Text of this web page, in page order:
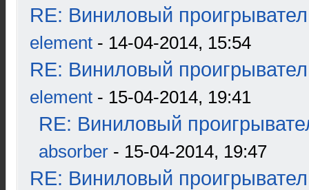
RE: Виниловый
element - 14-04-2014, 15:54
RE: Виниловый
element - 15-04-2014, 19:41
RE: Виниловый
absorber - 15-04-2014, 19:47
RE: Виниловый